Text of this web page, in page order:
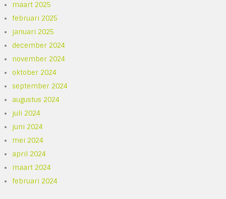
maart 2025
februari 2025
januari 2025
december 2024
november 2024
oktober 2024
september 2024
augustus 2024
juli 2024
juni 2024
mei 2024
april 2024
maart 2024
februari 2024